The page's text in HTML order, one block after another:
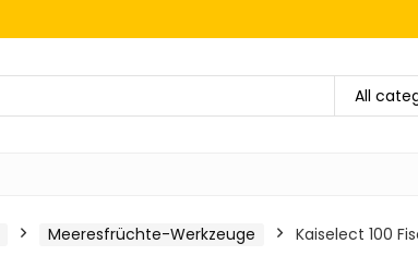
All
Meeresfrüchte-Werkzeuge Kaiselect 100